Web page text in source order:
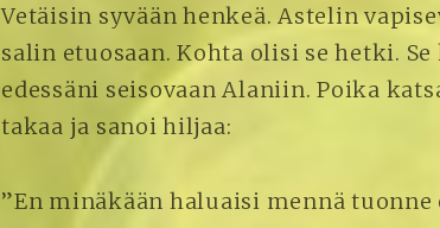
Vetäisin syvään henkeä. Astelin
salin etuosaan. Kohta olisi se hetki.
edessäni seisovaan Alaniin. Poika
takaa ja sanoi hiljaa:
”En minäkään haluaisi mennä tuonne